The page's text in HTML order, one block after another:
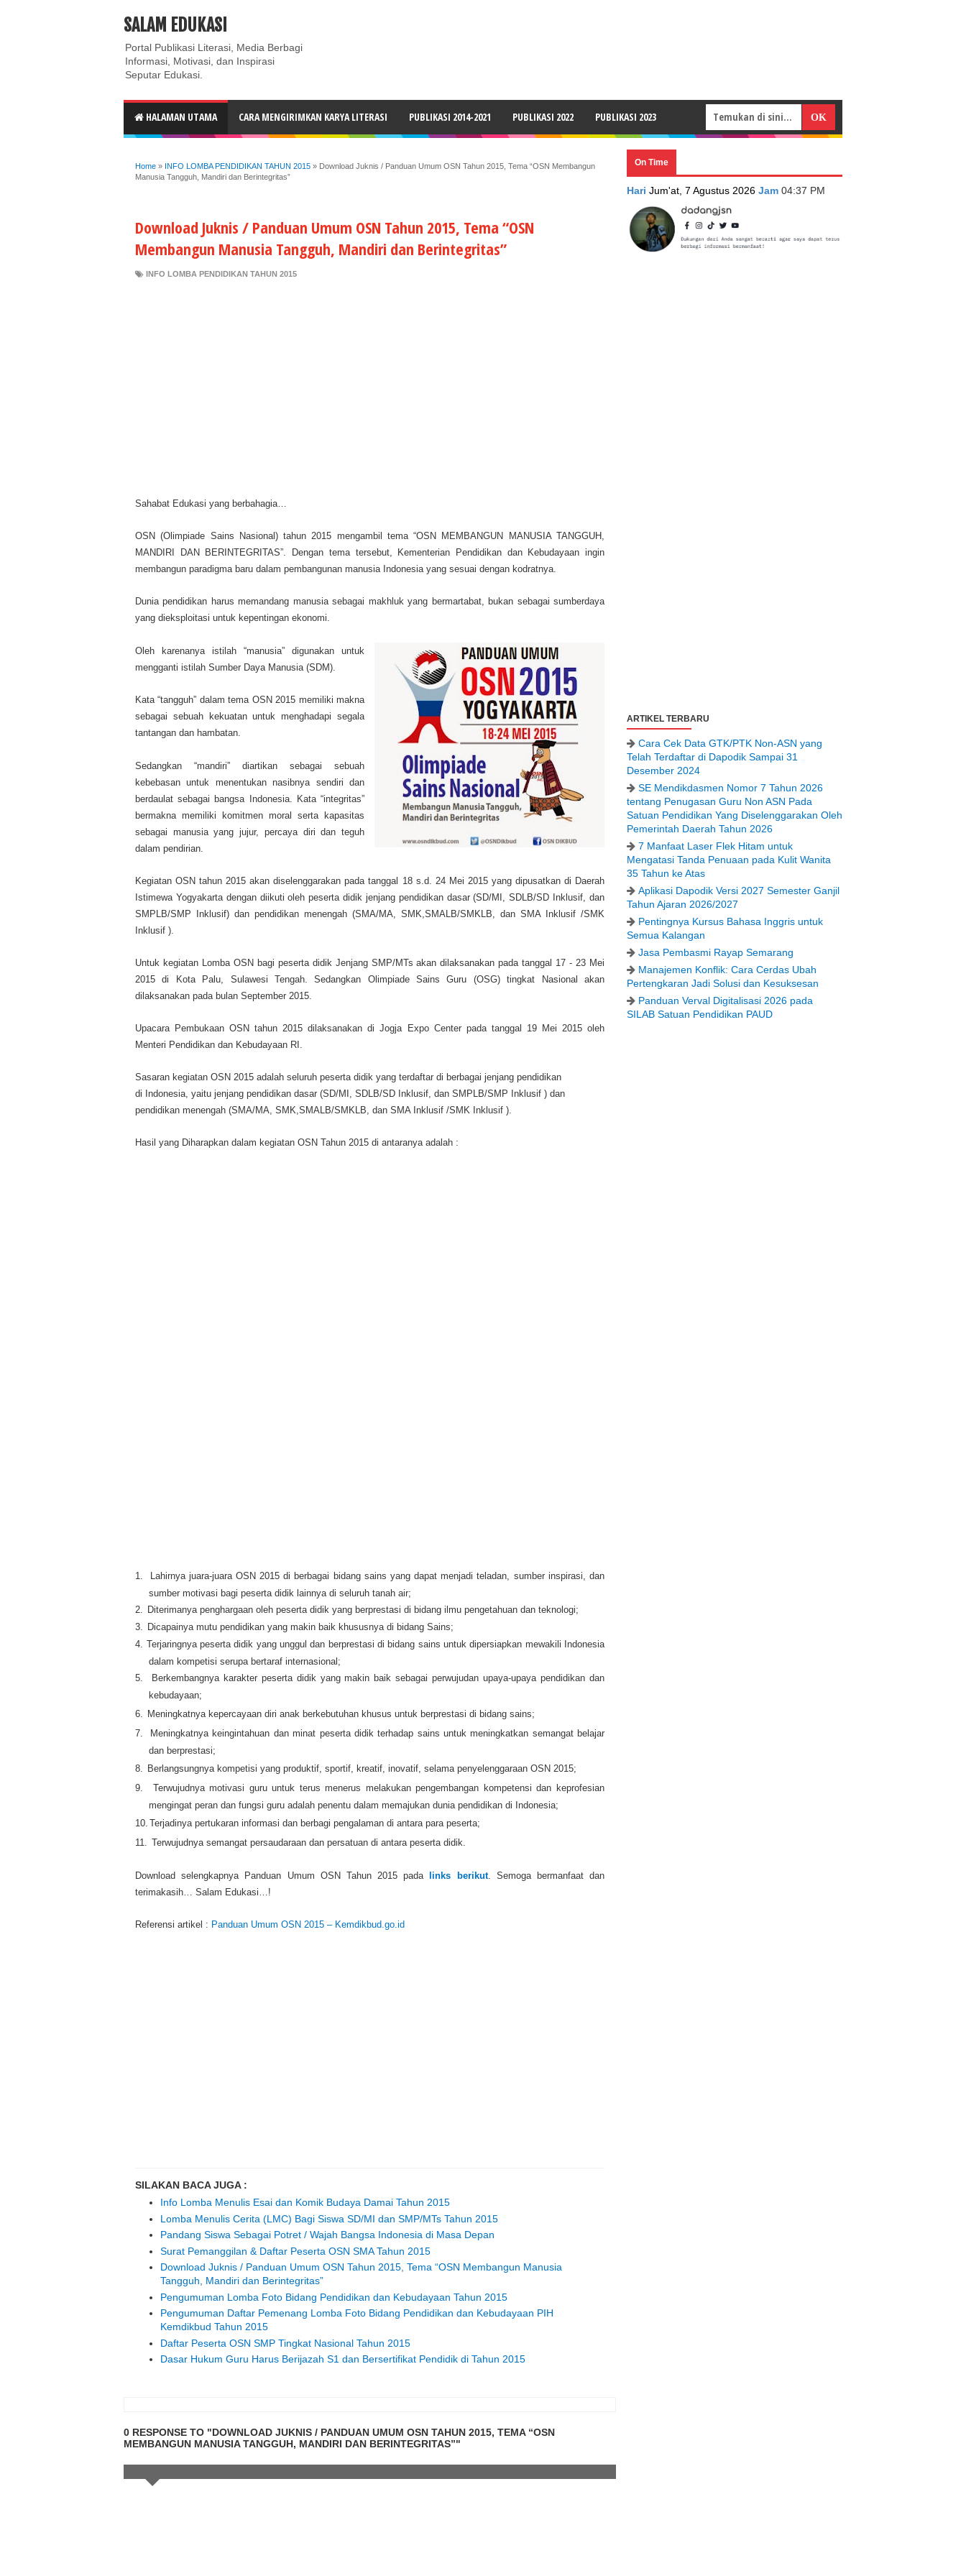
ABOUT CONTACT US
SALAM EDUKASI
Portal Publikasi Literasi, Media Berbagi
Informasi, Motivasi, dan Inspirasi
Seputar Edukasi.
HALAMAN UTAMA CARA MENGIRIMKAN KARYA LITERASI PUBLIKASI 2014-2021 PUBLIKASI 2022 PUBLIKASI 2023
Home » INFO LOMBA PENDIDIKAN TAHUN 2015 » Download Juknis / Panduan Umum OSN Tahun 2015, Tema “OSN Membangun
Manusia Tangguh, Mandiri dan Berintegritas”
Download Juknis / Panduan Umum OSN Tahun 2015, Tema “OSN
Membangun Manusia Tangguh, Mandiri dan Berintegritas”
INFO LOMBA PENDIDIKAN TAHUN 2015
Sahabat Edukasi yang berbahagia…
OSN (Olimpiade Sains Nasional) tahun 2015 mengambil tema “OSN MEMBANGUN MANUSIA TANGGUH,
MANDIRI DAN BERINTEGRITAS”. Dengan tema tersebut, Kementerian Pendidikan dan Kebudayaan ingin
membangun paradigma baru dalam pembangunan manusia Indonesia yang sesuai dengan kodratnya.
Dunia pendidikan harus memandang manusia sebagai makhluk yang bermartabat, bukan sebagai sumberdaya
yang dieksploitasi untuk kepentingan ekonomi.
Oleh karenanya istilah “manusia” digunakan untuk
mengganti istilah Sumber Daya Manusia (SDM).
Kata “tangguh” dalam tema OSN 2015 memiliki makna
sebagai sebuah kekuatan untuk menghadapi segala
tantangan dan hambatan.
Sedangkan “mandiri” diartikan sebagai sebuah
kebebasan untuk menentukan nasibnya sendiri dan
berdaulat sebagai bangsa Indonesia. Kata “integritas”
bermakna memiliki komitmen moral serta kapasitas
sebagai manusia yang jujur, percaya diri dan teguh
dalam pendirian.
Kegiatan OSN tahun 2015 akan diselenggarakan pada tanggal 18 s.d. 24 Mei 2015 yang dipusatkan di Daerah
Istimewa Yogyakarta dengan diikuti oleh peserta didik jenjang pendidikan dasar (SD/MI, SDLB/SD Inklusif, dan
SMPLB/SMP Inklusif) dan pendidikan menengah (SMA/MA, SMK,SMALB/SMKLB, dan SMA Inklusif /SMK
Inklusif ).
Untuk kegiatan Lomba OSN bagi peserta didik Jenjang SMP/MTs akan dilaksanakan pada tanggal 17 - 23 Mei
2015 di Kota Palu, Sulawesi Tengah. Sedangkan Olimpiade Sains Guru (OSG) tingkat Nasional akan
dilaksanakan pada bulan September 2015.
Upacara Pembukaan OSN tahun 2015 dilaksanakan di Jogja Expo Center pada tanggal 19 Mei 2015 oleh
Menteri Pendidikan dan Kebudayaan RI.
Sasaran kegiatan OSN 2015 adalah seluruh peserta didik yang terdaftar di berbagai jenjang pendidikan
di Indonesia, yaitu jenjang pendidikan dasar (SD/MI, SDLB/SD Inklusif, dan SMPLB/SMP Inklusif ) dan
pendidikan menengah (SMA/MA, SMK,SMALB/SMKLB, dan SMA Inklusif /SMK Inklusif ).
Hasil yang Diharapkan dalam kegiatan OSN Tahun 2015 di antaranya adalah :
1.
Lahirnya juara-juara OSN 2015 di berbagai bidang sains yang dapat menjadi teladan, sumber inspirasi, dan
sumber motivasi bagi peserta didik lainnya di seluruh tanah air;
2. Diterimanya penghargaan oleh peserta didik yang berprestasi di bidang ilmu pengetahuan dan teknologi;
3. Dicapainya mutu pendidikan yang makin baik khususnya di bidang Sains;
4. Terjaringnya peserta didik yang unggul dan berprestasi di bidang sains untuk dipersiapkan mewakili Indonesia
dalam kompetisi serupa bertaraf internasional;
5.
Berkembangnya karakter peserta didik yang makin baik sebagai perwujudan upaya-upaya pendidikan dan
kebudayaan;
6.
Meningkatnya kepercayaan diri anak berkebutuhan khusus untuk berprestasi di bidang sains;
7.
Meningkatnya keingintahuan dan minat peserta didik terhadap sains untuk meningkatkan semangat belajar
dan berprestasi;
8. Berlangsungnya kompetisi yang produktif, sportif, kreatif, inovatif, selama penyelenggaraan OSN 2015;
9.
Terwujudnya motivasi guru untuk terus menerus melakukan pengembangan kompetensi dan keprofesian
mengingat peran dan fungsi guru adalah penentu dalam memajukan dunia pendidikan di Indonesia;
10. Terjadinya pertukaran informasi dan berbagi pengalaman di antara para peserta;
11. Terwujudnya semangat persaudaraan dan persatuan di antara peserta didik.
Download selengkapnya Panduan Umum OSN Tahun 2015 pada links berikut. Semoga bermanfaat dan
terimakasih… Salam Edukasi…!
Referensi artikel : Panduan Umum OSN 2015 – Kemdikbud.go.id
SILAKAN BACA JUGA :
Info Lomba Menulis Esai dan Komik Budaya Damai Tahun 2015
Lomba Menulis Cerita (LMC) Bagi Siswa SD/MI dan SMP/MTs Tahun 2015
Pandang Siswa Sebagai Potret / Wajah Bangsa Indonesia di Masa Depan
Surat Pemanggilan & Daftar Peserta OSN SMA Tahun 2015
Download Juknis / Panduan Umum OSN Tahun 2015, Tema “OSN Membangun Manusia
Tangguh, Mandiri dan Berintegritas”
Pengumuman Lomba Foto Bidang Pendidikan dan Kebudayaan Tahun 2015
Pengumuman Daftar Pemenang Lomba Foto Bidang Pendidikan dan Kebudayaan PIH
Kemdikbud Tahun 2015
Daftar Peserta OSN SMP Tingkat Nasional Tahun 2015
Dasar Hukum Guru Harus Berijazah S1 dan Bersertifikat Pendidik di Tahun 2015
0 RESPONSE TO "DOWNLOAD JUKNIS / PANDUAN UMUM OSN TAHUN 2015, TEMA “OSN
MEMBANGUN MANUSIA TANGGUH, MANDIRI DAN BERINTEGRITAS”"
On Time
Hari Jum'at, 7 Agustus 2026 Jam 04:37 PM
ARTIKEL TERBARU
Cara Cek Data GTK/PTK Non-ASN yang
Telah Terdaftar di Dapodik Sampai 31
Desember 2024
SE Mendikdasmen Nomor 7 Tahun 2026
tentang Penugasan Guru Non ASN Pada
Satuan Pendidikan Yang Diselenggarakan Oleh
Pemerintah Daerah Tahun 2026
7 Manfaat Laser Flek Hitam untuk
Mengatasi Tanda Penuaan pada Kulit Wanita
35 Tahun ke Atas
Aplikasi Dapodik Versi 2027 Semester Ganjil
Tahun Ajaran 2026/2027
Pentingnya Kursus Bahasa Inggris untuk
Semua Kalangan
Jasa Pembasmi Rayap Semarang
Manajemen Konflik: Cara Cerdas Ubah
Pertengkaran Jadi Solusi dan Kesuksesan
Panduan Verval Digitalisasi 2026 pada
SILAB Satuan Pendidikan PAUD